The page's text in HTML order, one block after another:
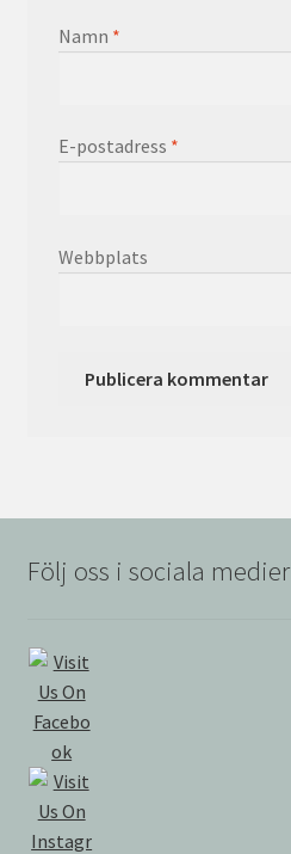
Namn *
E-postadress *
Webbplats
Följ oss i sociala medier